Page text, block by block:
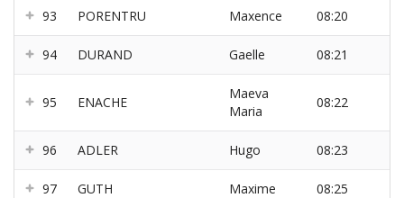
93 PORENTRU Maxence 08:20
94 DURAND Gaelle 08:21
95 ENACHE
Maeva
Maria
08:22
96 ADLER Hugo 08:23
97 GUTH Maxime 08:25